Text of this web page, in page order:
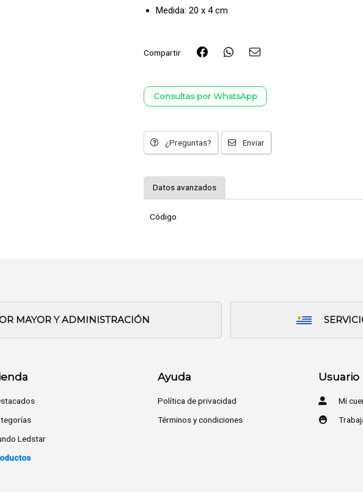
Medida: 20 x 4 cm
Compartir
Consultas por WhatsApp
¿Preguntas? Enviar
Datos avanzados
Código
MAYOR Y ADMINISTRACIÓN
Ledstar
Ayuda
Política de privacidad
Términos y condiciones
Usuario
Mi